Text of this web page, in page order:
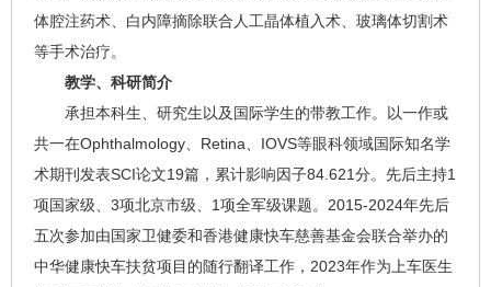
体腔注药术、白内障摘除联合人工晶体植入术、玻璃体切割术
等手术治疗。
教学、科研简介
承担本科生、研究生以及国际学生的带教工作。以一作或
共一在Ophthalmology、Retina、IOVS等眼科领域国际知名学
术期刊发表SCI论文19篇，累计影响因子84.621分。先后主持1
项国家级、3项北京市级、1项全军级课题。2015-2024年先后
五次参加由国家卫健委和香港健康快车慈善基金会联合举办的
中华健康快车扶贫项目的随行翻译工作，2023年作为上车医生